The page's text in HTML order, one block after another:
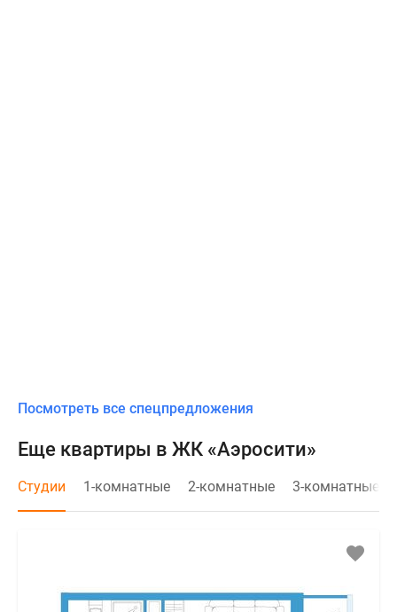
Посмотреть все спецпредложения
Еще квартиры в ЖК «Аэросити»
Студии 1-комнатные 2-комнатные 3-комнатные